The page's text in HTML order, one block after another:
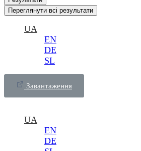
Переглянути всі результати
UA
EN
DE
SL
Завантаження
UA
EN
DE